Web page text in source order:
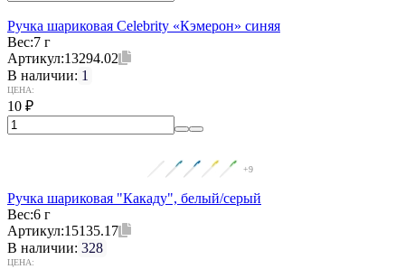
Ручка шариковая Celebrity «Кэмерон» синяя
Вес:7 г
Артикул:13294.02
В наличии: 1
ЦЕНА:
10 ₽
+9
Ручка шариковая "Какаду", белый/серый
Вес:6 г
Артикул:15135.17
В наличии: 328
ЦЕНА: